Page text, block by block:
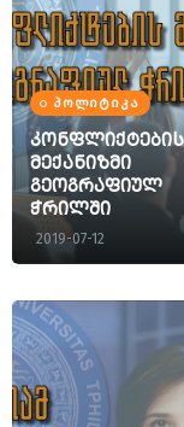
ᲞᲝᲚᲘᲢᲘᲙᲐ
კონფლიქტების
მექანიზმი
გეოგრაფიულ
ჭრილში
2019-07-12